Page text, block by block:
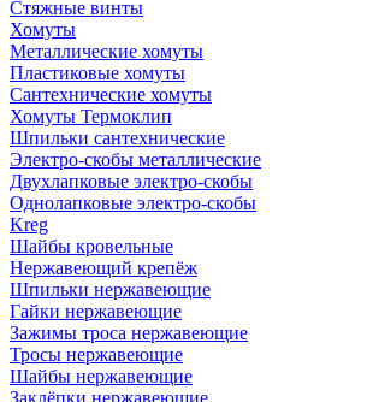
Стяжные винты
Хомуты
Металлические хомуты
Пластиковые хомуты
Сантехнические хомуты
Хомуты Термоклип
Шпильки сантехнические
Электро-скобы металлические
Двухлапковые электро-скобы
Однолапковые электро-скобы
Kreg
Шайбы кровельные
Нержавеющий крепёж
Шпильки нержавеющие
Гайки нержавеющие
Зажимы троса нержавеющие
Тросы нержавеющие
Шайбы нержавеющие
Заклёпки нержавеющие